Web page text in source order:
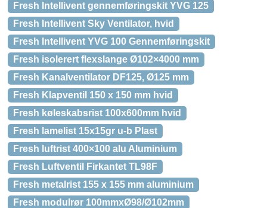
Fresh Intellivent gennemføringskit YVG 125
Fresh Intellivent Sky Ventilator, hvid
Fresh Intellivent YVG 100 Gennemføringskit
Fresh isolerert flexslange Ø102×4000 mm
Fresh Kanalventilator DF125, Ø125 mm
Fresh Klapventil 150 x 150 mm hvid
Fresh køleskabsrist 100x600mm hvid
Fresh lamelist 15x15gr u-b Plast
Fresh luftrist 400×100 alu Aluminium
Fresh Luftventil Firkantet TL98F
Fresh metalrist 155 x 155 mm aluminium
Fresh modulrør 100mmxØ98/Ø102mm